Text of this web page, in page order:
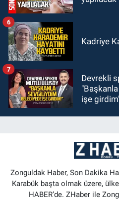
Kadriye
6
Devrekli
işe
7
Zonguldak Haber, Son Dakika
Karabük başta olmak üzere,
HABER’de. ZHaber ile